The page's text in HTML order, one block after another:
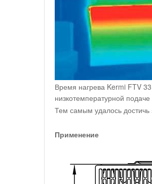
Время нагрева Kermi FTV
низкотемпературной
Тем самым удалось достичь
Применение